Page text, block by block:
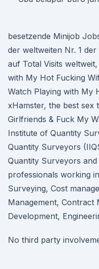
besetzende Minijob
der weltweiten Nr. 1
auf Total Visits
with My Hot Fucking
Watch Playing with My
xHamster, the best
Girlfriends & Fuck My
Institute of Quantity
Quantity Surveyors
Quantity Surveyors
professionals working
Surveying, Cost
Management, Contract
Development,
No third party